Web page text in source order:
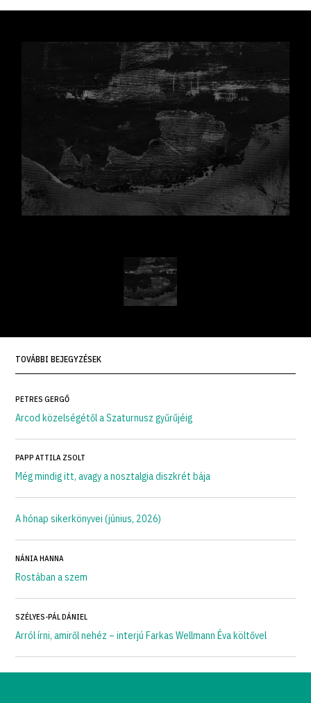
TOVÁBBI BEJEGYZÉSEK
PETRES GERGŐ
Arcod közelségétől a Szaturnusz gyűrűjéig
PAPP ATTILA ZSOLT
Még mindig itt, avagy a nosztalgia diszkrét bája
A hónap sikerkönyvei (június, 2026)
NÁNIA HANNA
Rostában a szem
SZÉLYES-PÁL DÁNIEL
Arról írni, amiről nehéz – interjú Farkas Wellmann Éva költővel